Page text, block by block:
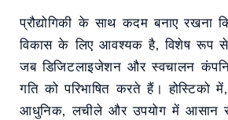
प्रौद्योगिकी के साथ कदम बनाए रखना
विकास के लिए आवश्यक है, विशेष रूप
जब डिजिटलाइजेशन और स्वचालन
गति को परिभाषित करते हैं। होस्टिको
आधुनिक, लचीले और उपयोग में आसान